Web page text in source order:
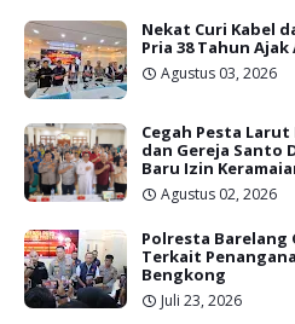
Nekat Curi Kabel
Pria 38 Tahun
Agustus 03, 2026
Cegah Pesta
dan Gereja Santo
Baru Izin
Agustus 02, 2026
Polresta Barelang
Terkait
Bengkong
Juli 23, 2026